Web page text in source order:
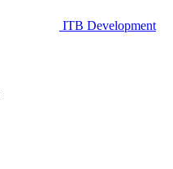
ITB Development